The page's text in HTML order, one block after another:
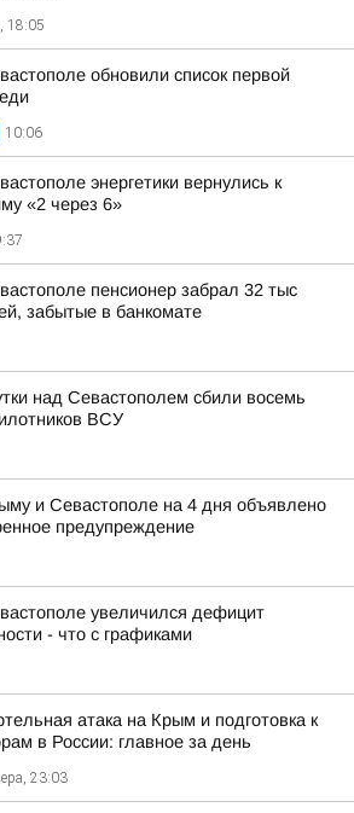
18:05
обновили список первой
10:06
энергетики вернулись к
«2 через 6»
пенсионер забрал 32 тыс
забытые в банкомате
над Севастополем сбили восемь
ВСУ
и Севастополе на 4 дня объявлено
предупреждение
увеличился дефицит
- что с графиками
атака на Крым и подготовка к
в России: главное за день
23:03